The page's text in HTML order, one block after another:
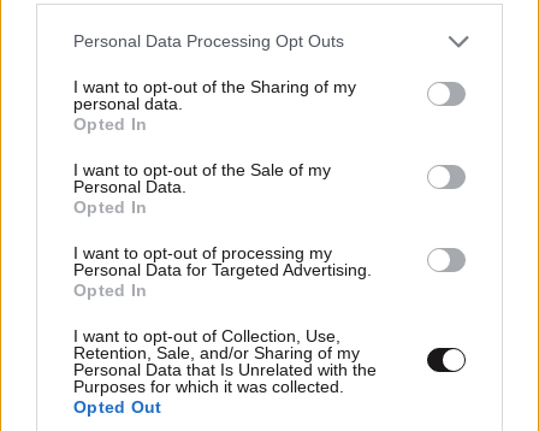
Please note that this website/app uses one or more Google
not limited to your visit or usage behaviour. You may click to
grant or deny consent to Google and its third-party tags to
use your data for below specified purposes in below Google
consent section.
Personal Data Processing Opt Outs
I want to opt-out of the Sharing of my
personal data.
Opted In
I want to opt-out of the Sale of my
Personal Data.
Opted In
I want to opt-out of processing my
Personal Data for Targeted Advertising.
Opted In
I want to opt-out of Collection, Use,
Retention, Sale, and/or Sharing of my
Personal Data that Is Unrelated with the
Purposes for which it was collected.
Opted Out
ΠΡΟΣΘΕΣΤΕ ΤΟ ΣΧΟΛΙΟ ΣΑΣ
Xαρακτήρες: 0/1000
Διαβάστε και ακολουθήστε τους κανόνες σχολιασμού